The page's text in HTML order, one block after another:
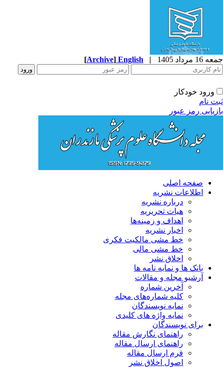
مرداد 1405 |
English
[Archive]
ورود خودکار
نام
رمز عبور
صفحه اصلی
اطلاعات نشریه
درباره نشریه
هیات تحریریه
اهداف و زمینه‌ها
اخبار نشریه
خط مشی مالکیت فکری
خط مشی مالی
اخلاق نشر
بانک ها و نمایه نامه ها
آرشیو مجله و مقالات
آخرین شماره
کلیه شماره‌های مجله
نمایه نویسندگان
نمایه واژه های کلیدی
برای نویسندگان
راهنمای نگارش مقاله
راهنمای ارسال مقاله
فرم ارسال مقاله
اصول اخلاق نشر